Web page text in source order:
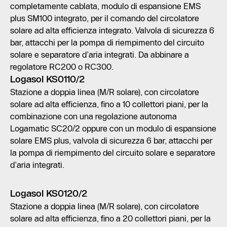
completamente cablata, modulo di espansione EMS
plus SM100 integrato, per il comando del circolatore
solare ad alta efficienza integrato. Valvola di sicurezza 6
bar, attacchi per la pompa di riempimento del circuito
solare e separatore d’aria integrati. Da abbinare a
regolatore RC200 o RC300.
Logasol KS0110/2
Stazione a doppia linea (M/R solare), con circolatore
solare ad alta efficienza, fino a 10 collettori piani, per la
combinazione con una regolazione autonoma
Logamatic SC20/2 oppure con un modulo di espansione
solare EMS plus, valvola di sicurezza 6 bar, attacchi per
la pompa di riempimento del circuito solare e separatore
d’aria integrati.
Logasol KS0120/2
Stazione a doppia linea (M/R solare), con circolatore
solare ad alta efficienza, fino a 20 collettori piani, per la